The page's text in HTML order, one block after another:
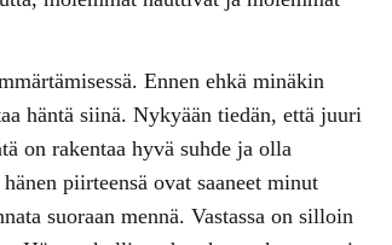
Ennen ehkä minäkin
häntä siinä. Nykyään tiedän, että juuri
on rakentaa hyvä suhde ja olla
piirteensä ovat saaneet minut
suoraan mennä. Vastassa on silloin